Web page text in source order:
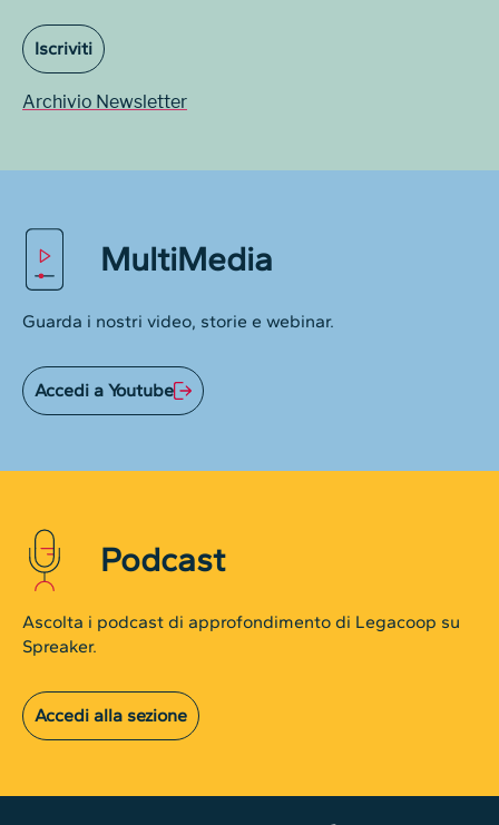
Iscriviti
Archivio Newsletter
MultiMedia
Guarda i nostri video, storie e webinar.
Accedi a Youtube
Podcast
Ascolta i podcast di approfondimento di Legacoop su
Spreaker.
Accedi alla sezione